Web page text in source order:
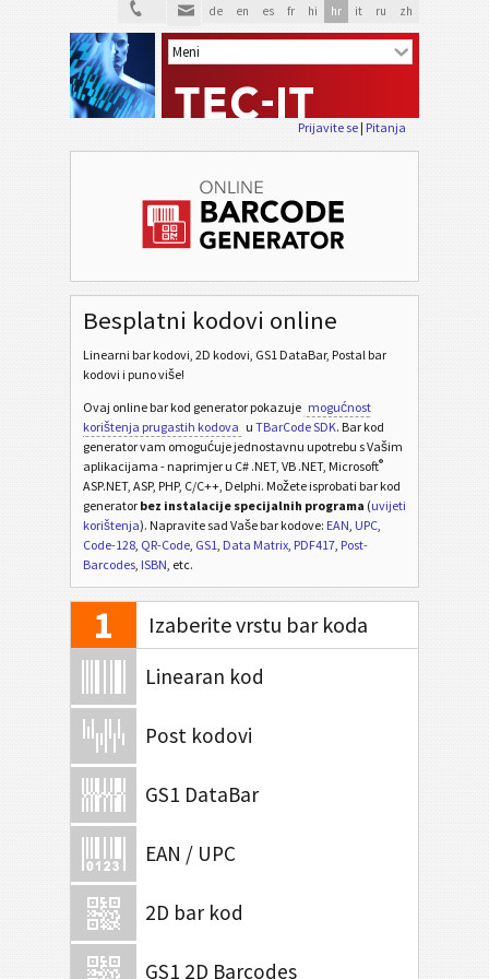
de en es fr hi hr it ru zh
Prijavite se| Pitanja
Besplatni kodovi online
Linearni bar kodovi, 2D kodovi, GS1 DataBar, Postal bar
kodovi i puno više!
Ovaj online bar kod generator pokazuje mogućnost
korištenja prugastih kodova u TBarCode SDK. Bar kod
generator vam omogućuje jednostavnu upotrebu s Vašim
aplikacijama - naprimjer u C# .NET, VB .NET, Microsoft®
ASP.NET, ASP, PHP, C/C++, Delphi. Možete isprobati bar kod
generator bez instalacije specijalnih programa (uvijeti
korištenja). Napravite sad Vaše bar kodove: EAN, UPC,
Code-128, QR-Code, GS1, Data Matrix, PDF417, Post-
Barcodes, ISBN, etc.
1 Izaberite vrstu bar koda
Linearan kod
Post kodovi
GS1 DataBar
EAN / UPC
2D bar kod
GS1 2D Barcodes